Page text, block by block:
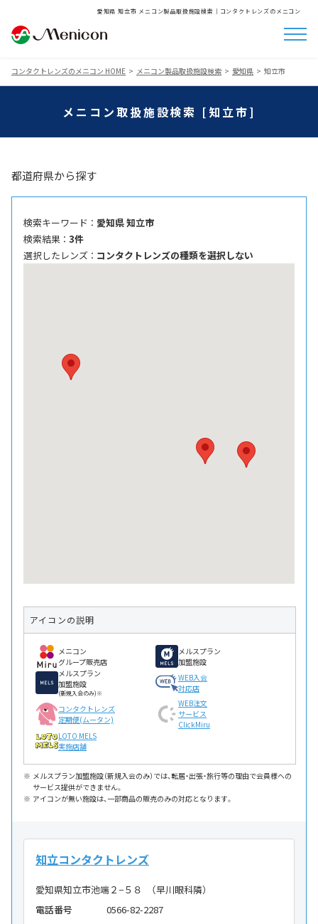
愛知県 知立市 メニコン製品取扱施設検索│コンタクトレンズのメニコン
コンタクトレンズのメニコン HOME メニコン製品取扱施設検索 愛知県 知立市
メニコン取扱施設検索 [知立市]
都道府県から探す
検索キーワード ： 愛知県 知立市
検索結果 ： 3件
選択したレンズ ： コンタクトレンズの種類を選択しない
アイコンの説明
メニコン
グループ販売店
メルスプラン
加盟施設
メルスプラン
加盟施設
(新規入会のみ)※
WEB入会
対応店
コンタクトレンズ
定期便(ムータン)
WEB注文
サービス
ClickMiru
LOTO MELS
実施店舗
メルスプラン加盟施設（新規入会のみ）では、転居・出張・旅行等の理由で会員様への
サービス提供ができません。
アイコンが無い施設は、一部商品の販売のみの対応となります。
知立コンタクトレンズ
愛知県知立市池端２−５８ （早川眼科隣）
電話番号
0566-82-2287